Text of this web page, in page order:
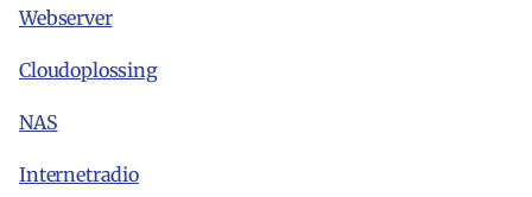
Webserver
Cloudoplossing
NAS
Internetradio